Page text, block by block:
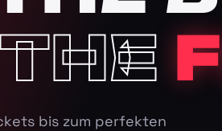
bis zum perfekten